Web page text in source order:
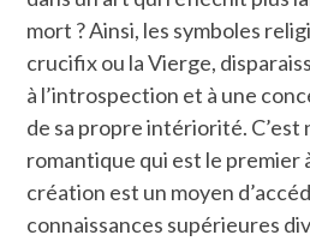
mort ? Ainsi, les symboles
crucifix ou la Vierge,
à l’introspection et à une
de sa propre intériorité. C’est
romantique qui est le premier
création est un moyen
connaissances supérieures